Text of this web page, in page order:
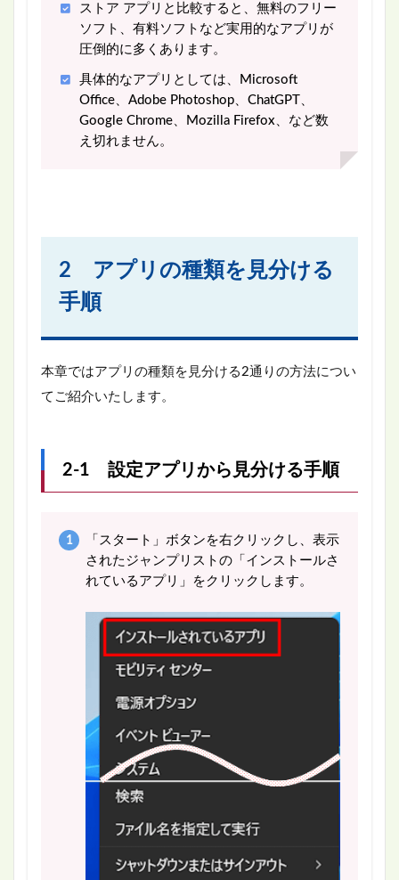
ストア アプリと比較すると、無料のフリー
ソフト、有料ソフトなど実用的なアプリが
圧倒的に多くあります。
具体的なアプリとしては、Microsoft
Office、Adobe Photoshop、ChatGPT、
Google Chrome、Mozilla Firefox、など数
え切れません。
2 アプリの種類を見分ける
手順
本章ではアプリの種類を見分ける2通りの方法につい
てご紹介いたします。
2-1 設定アプリから見分ける手順
「スタート」ボタンを右クリックし、表示
されたジャンプリストの「インストールさ
れているアプリ」をクリックします。